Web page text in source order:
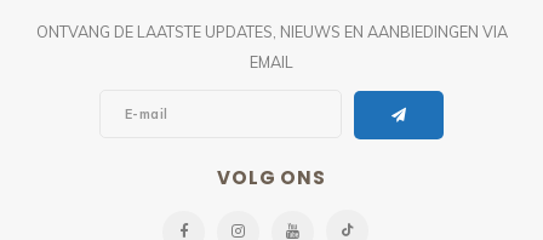
ONTVANG DE LAATSTE UPDATES, NIEUWS EN AANBIEDINGEN VIA
EMAIL
VOLG ONS